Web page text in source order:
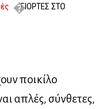
ΓΙΟΡΤΕΣ ΣΤΟ
ποικίλο
απλές, σύνθετες,